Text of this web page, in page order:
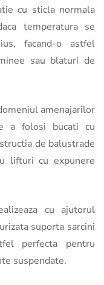
cu sticla normala
temperatura se
facand-o astfel
sau blaturi de
amenajarilor
a folosi bucati cu
de balustrade
lifturi cu expunere
cu ajutorul
suporta sarcini
perfecta pentru
suspendate.